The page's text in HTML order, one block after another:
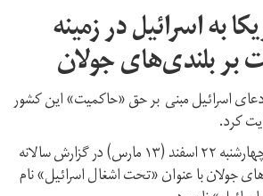
به اسرائیل در زمینه
بر بلندی‌های جولان
اسرائیل مبنی بر حق «حاکمیت» این کشور
کرد.
وزارت خارجه آمریکا روز چهارشنبه ۲۲ اسفند (۱۳ مارس) در گزارش سالانه
جولان با عنوان «تحت اشغال اسرائیل» نام